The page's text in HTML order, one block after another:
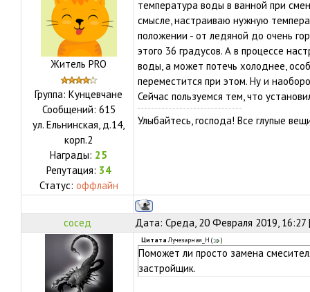
Житель PRO
Группа: Кунцевчане
Сообщений: 615
ул. Ельнинская, д.14,
корп.2
Награды: 25
Репутация: 34
Статус: оффлайн
температура воды в ванной при
смысле, настраиваю нужную
положении - от ледяной до очень
этого 36 градусов. А в процессе
воды, а может потечь холоднее,
переместится при этом. Ну и
Сейчас пользуемся тем, что
Улыбайтесь, господа! Все глупые
сосед Дата: Среда, 20 Февраля 2019,
Цитата Лучезарная_Н ( )
Поможет ли просто замена
застройщик.